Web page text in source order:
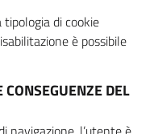
di cookie
è possibile
DEL